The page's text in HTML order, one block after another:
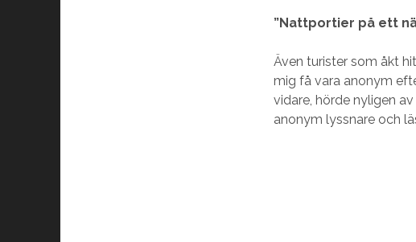
”Nattportier på ett
Även turister som åkt
mig få vara anonym
vidare, hörde nyligen
anonym lyssnare och